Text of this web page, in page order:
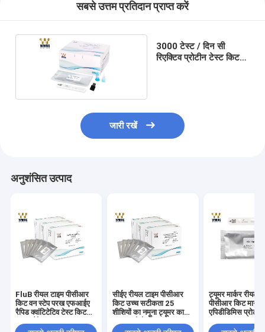
सबसे उत्तम प्रतिदान प्राप्त करें
3000 टेस्ट / दिन सी
रिएक्टिव प्रोटीन टेस्ट किट
जारी रखें
अनुशंसित उत्पाद
FluB रीयल टाइम पीसीआर
किट वन स्टेप परख एफआईए
रैपिड क्वांटिटेटिव टेस्ट किट
सीईए रीयल टाइम पीसीआर
किट उच्च सटीकता 25
शीशियों का नमूना ट्यूमर का
ट्यूमर मार्कर रीयल
पीसीआर किट मानव
एपिडीडिमिस